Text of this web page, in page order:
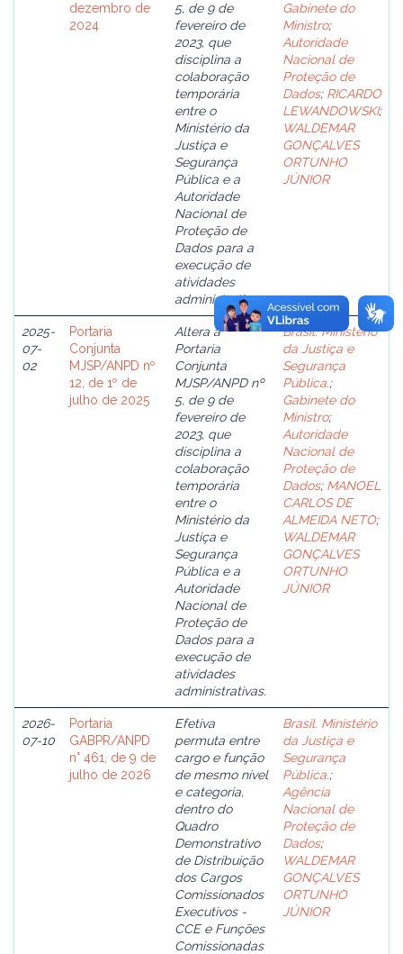
dezembro de
2024
5, de 9 de
fevereiro de
2023, que
disciplina a
colaboração
temporária
entre o
Ministério da
Justiça e
Segurança
Pública e a
Autoridade
Nacional de
Proteção de
Dados para a
execução de
atividades
administrativas.
Gabinete do
Ministro;
Autoridade
Nacional de
Proteção de
Dados; RICARDO
LEWANDOWSKI;
WALDEMAR
GONÇALVES
ORTUNHO
JÚNIOR
2025-
07-
02
Portaria
Conjunta
MJSP/ANPD nº
12, de 1º de
julho de 2025
Altera a
Portaria
Conjunta
MJSP/ANPD nº
5, de 9 de
fevereiro de
2023, que
disciplina a
colaboração
temporária
entre o
Ministério da
Justiça e
Segurança
Pública e a
Autoridade
Nacional de
Proteção de
Dados para a
execução de
atividades
administrativas.
Brasil. Ministério
da Justiça e
Segurança
Pública.;
Gabinete do
Ministro;
Autoridade
Nacional de
Proteção de
Dados; MANOEL
CARLOS DE
ALMEIDA NETO;
WALDEMAR
GONÇALVES
ORTUNHO
JÚNIOR
2026-
07-10
Portaria
GABPR/ANPD
n° 461, de 9 de
julho de 2026
Efetiva
permuta entre
cargo e função
de mesmo nível
e categoria,
dentro do
Quadro
Demonstrativo
de Distribuição
dos Cargos
Comissionados
Executivos -
CCE e Funções
Comissionadas
Brasil. Ministério
da Justiça e
Segurança
Pública.;
Agência
Nacional de
Proteção de
Dados;
WALDEMAR
GONÇALVES
ORTUNHO
JÚNIOR